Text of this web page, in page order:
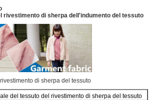
rivestimento di sherpa dell'indumento del tessuto
di sherpa del tessuto
del tessuto del rivestimento di sherpa del tessuto